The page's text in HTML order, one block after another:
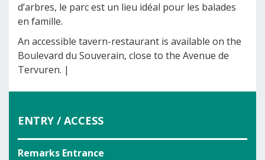
d’arbres, le parc est un lieu idéal pour les balades
en famille.
An accessible tavern-restaurant is available on the
Boulevard du Souverain, close to the Avenue de
Tervuren. |
ENTRY / ACCESS
Remarks Entrance